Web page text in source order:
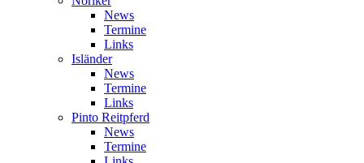
News
Termine
Links
Isländer
News
Termine
Links
Pinto Reitpferd
News
Termine